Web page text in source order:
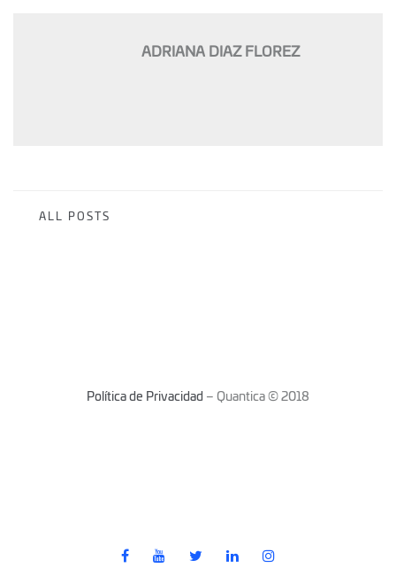
ADRIANA DIAZ FLOREZ
ALL POSTS
Política de Privacidad – Quantica © 2018